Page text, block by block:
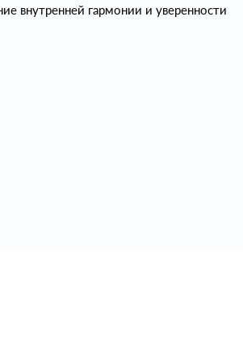
внутренней гармонии и уверенности